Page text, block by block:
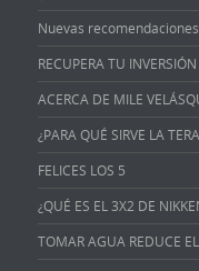
Nuevas
RECUPERA TU
ACERCA DE MILE
¿PARA QUÉ SIRVE LA
FELICES LOS 5
¿QUÉ ES EL 3X2 DE
TOMAR AGUA REDUCE